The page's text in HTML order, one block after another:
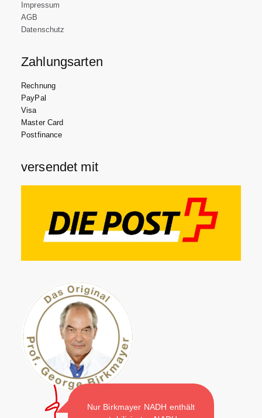
Impressum
AGB
Datenschutz
Zahlungsarten
Rechnung
PayPal
Visa
Master Card
Postfinance
versendet mit
Nur Birkmayer NADH enthält